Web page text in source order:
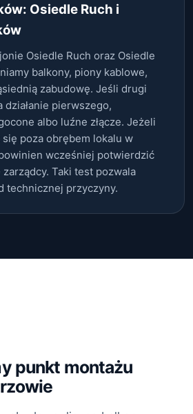
Osiedle Ruch i
Osiedle Ruch oraz Osiedle
balkony, piony kablowe,
zabudowę. Jeśli drugi
pierwszego,
albo luźne złącze. Jeżeli
poza obrębem lokalu w
wcześniej potwierdzić
Taki test pozwala
technicznej przyczyny.
punkt montażu